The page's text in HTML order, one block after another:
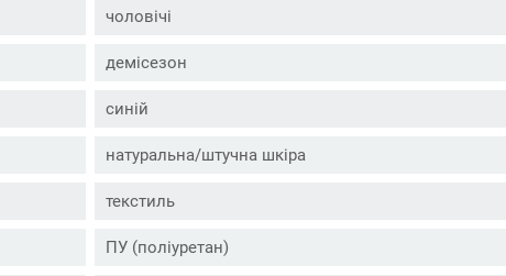
чоловічі
демісезон
синій
натуральна/штучна шкіра
текстиль
ПУ (поліуретан)